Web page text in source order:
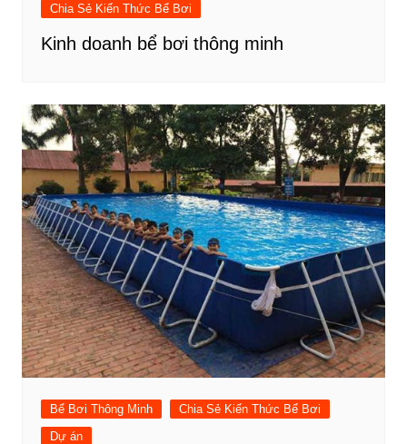
Chia Sẻ Kiến Thức Bể Bơi
Kinh doanh bể bơi thông minh
Bể Bơi Thông Minh
Chia Sẻ Kiến Thức Bể Bơi
Dự án